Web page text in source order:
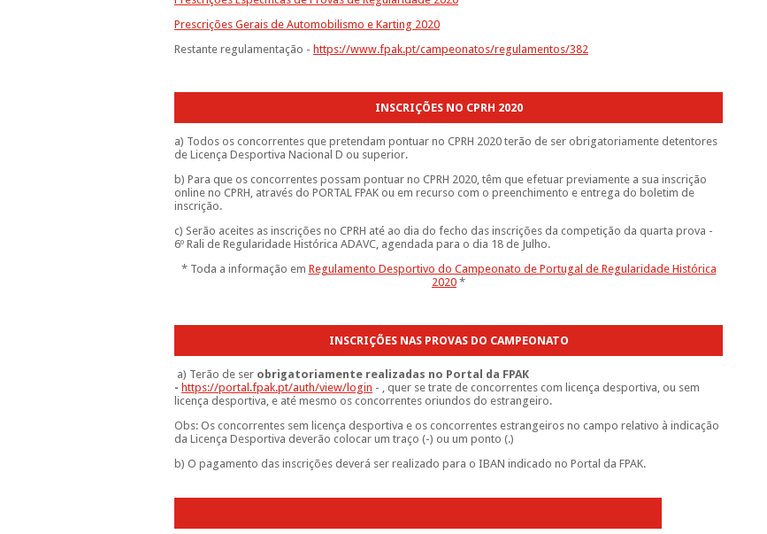
Prescrições Gerais de Automobilismo e Karting 2020
Restante regulamentação - https://www.fpak.pt/campeonatos/regulamentos/382
INSCRIÇÕES NO CPRH 2020
a) Todos os concorrentes que pretendam pontuar no CPRH 2020 terão de ser obrigatoriamente detentores
de Licença Desportiva Nacional D ou superior.
b) Para que os concorrentes possam pontuar no CPRH 2020, têm que efetuar previamente a sua inscrição
online no CPRH, através do PORTAL FPAK ou em recurso com o preenchimento e entrega do boletim de
inscrição.
c) Serão aceites as inscrições no CPRH até ao dia do fecho das inscrições da competição da quarta prova -
6º Rali de Regularidade Histórica ADAVC, agendada para o dia 18 de Julho.
* Toda a informação em Regulamento Desportivo do Campeonato de Portugal de Regularidade Histórica
2020 *
INSCRIÇÕES NAS PROVAS DO CAMPEONATO
a) Terão de ser obrigatoriamente realizadas no Portal da FPAK
- https://portal.fpak.pt/auth/view/login - , quer se trate de concorrentes com licença desportiva, ou sem
licença desportiva, e até mesmo os concorrentes oriundos do estrangeiro.
Obs: Os concorrentes sem licença desportiva e os concorrentes estrangeiros no campo relativo à indicação
da Licença Desportiva deverão colocar um traço (-) ou um ponto (.)
b) O pagamento das inscrições deverá ser realizado para o IBAN indicado no Portal da FPAK.